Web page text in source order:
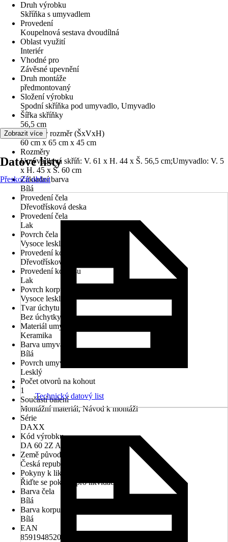
Druh výrobku
Skříňka s umyvadlem
Provedení
Koupelnová sestava dvoudílná
Oblast využití
Interiér
Vhodné pro
Závěsné upevnění
Druh montáže
předmontovaný
Složení výrobku
Spodní skříňka pod umyvadlo, Umyvadlo
Šířka skříňky
56,5 cm
Celkový rozměr (ŠxVxH)
60 cm x 65 cm x 45 cm
Rozměry
Umyvadlová skříň: V. 61 x H. 44 x Š. 56,5 cm;Umyvadlo: V. 5
x H. 45 x Š. 60 cm
Základní barva
Bílá
Provedení čela
Dřevotřísková deska
Provedení čela
Lak
Povrch čela
Vysoce lesklé
Provedení korpusu
Dřevotřísková deska
Provedení korpusu
Lak
Povrch korpusu
Vysoce lesklé
Tvar úchytu
Bez úchytky
Materiál umyvadla
Keramika
Barva umyvadla
Bílá
Povrch umyvadla
Lesklý
Počet otvorů na kohout
1
Součástí balení
Montážní materiál, Návod k montáži
Série
DAXX
Kód výrobku
DA 60 2Z A0016
Země původu
Česká republika
Pokyny k likvidaci
Řiďte se pokyny pro likvidaci
Barva čela
Bílá
Barva korpusu
Bílá
EAN
8591948520856
Zobrazit více
Datové listy
Přeskočit oblast
Technický datový list